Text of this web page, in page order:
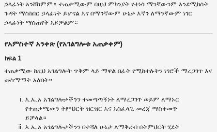
ኃላፊነት አንሸከምም። ተጠቃሚውም በዚህ ምክንያት የተነሳ ማንኛውንም እንደሚከሰት
ጉዳት ማስከበር ኃላፊነት ይሆናል እና በማንኛውም ሁኔታ እኛን ለማንኛውም ነገር
ኃላፊነት ማስጠየቅ አይቻልም።
የአምስተኛ አንቀጽ (የአገልግሎቱ አጠቃቀም)
ክፍል 1
ተጠቃሚው ከዚህ አገልግሎት ጥቅም ላይ ማዋል በፊት የሚከተሉትን ነገሮች ማረጋገጥ እና
መስማማት አለበት።
እ.ኤ.አ አገልግሎታችንን ተመጣጣኝነት ለማረጋገጥ ወይም ለማኑር
የተጠቃሚውን ትምህርት ዝርዝር እና አስፈላጊ መረጃ ማስቀመጥ
ይቻላል።
እ.ኤ.አ አገልግሎታችንን በተሻለ ሁኔታ ለማቅረብ በትምህርት ሂደት